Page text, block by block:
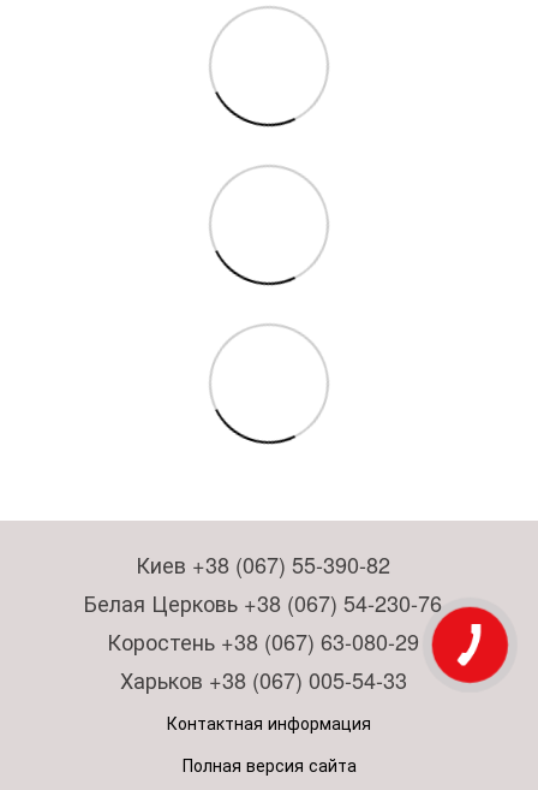
Киев +38 (067) 55-390-82
Белая Церковь +38 (067) 54-230-76
Коростень +38 (067) 63-080-29
Харьков +38 (067) 005-54-33
Контактная информация
Полная версия сайта